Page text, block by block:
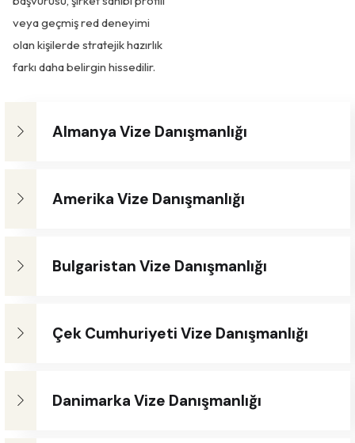
veya geçmiş red deneyimi
olan kişilerde stratejik hazırlık
farkı daha belirgin hissedilir.
Almanya Vize Danışmanlığı
Amerika Vize Danışmanlığı
Bulgaristan Vize Danışmanlığı
Çek Cumhuriyeti Vize Danışmanlığı
Danimarka Vize Danışmanlığı